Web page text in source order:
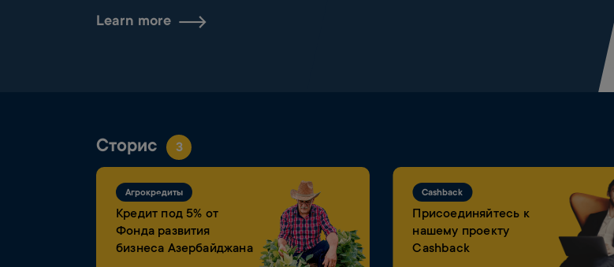
Learn more
Сторис 3
Агрокредиты
Кредит под 5% от
Фонда развития
бизнеса Азербайджана
Cashback
Присоединяйтесь к
нашему проекту
Cashback